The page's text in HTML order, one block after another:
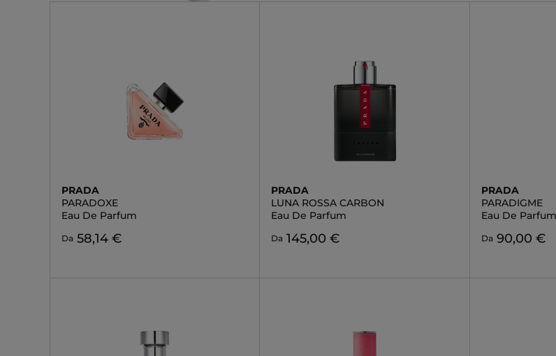
PRADA
PARADOXE
Eau De Parfum
Da 58,14 €
PRADA
LUNA ROSSA CARBON
Eau De Parfum
Da 145,00 €
PRADA
PARADIGME
Eau De Parfum
Da 90,00 €